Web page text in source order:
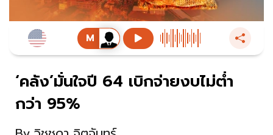
‘คลัง’มั่นใจปี 64 เบิกจ่ายงบไม่ต่ำ
กว่า 95%